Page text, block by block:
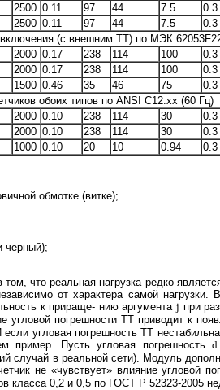
2500 0.11 97 44 7.5 0.3
2500 0.11 97 44 7.5 0.3
(с внешним ТТ) по МЭК
2000 0.17 238 114 100 0.3
2000 0.17 238 114 100 0.3
1500 0.46 35 46 75 0.3
обоих типов по ANSI C12.xx (60 Гц)
2000 0.10 238 114 30 0.3
2000 0.10 238 114 30 0.3
1000 0.10 20 10 0.94 0.3
обмотке (витке);
черный);
что реальная нагрузка редко
от характера самой
к прираще- нию аргумента j при
угловой погрешности ТТ приводит к
угловая погрешность ТТ
пример. Пусть угловая погрешность d
случай в реальной сети). Модуль
не «чувствует» влияние угловой
класса 0,2 и 0,5 по ГОСТ Р 52323-2005